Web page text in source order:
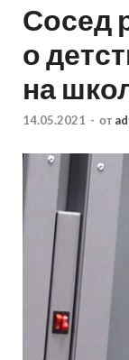
Сосед
о
на
14.05.2021 - от